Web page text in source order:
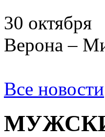
30 октября
Верона –
Все новости